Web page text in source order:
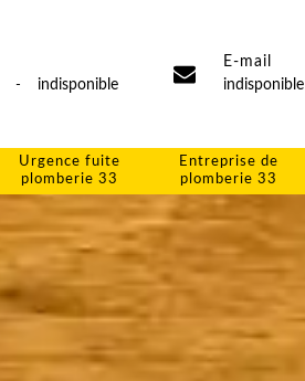
- indisponible
E-mail
indisponible
Urgence fuite
plomberie 33
Entreprise de
plomberie 33